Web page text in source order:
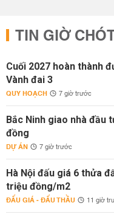
TIN GIỜ
Cuối 2027 hoàn thành
Vành đai 3
QUY HOẠCH 7 giờ trước
Bắc Ninh giao nhà đầu
đồng
DỰ ÁN 7 giờ trước
Hà Nội đấu giá 6 thửa
triệu đồng/m2
ĐẤU GIÁ - ĐẤU THẦU 11 giờ